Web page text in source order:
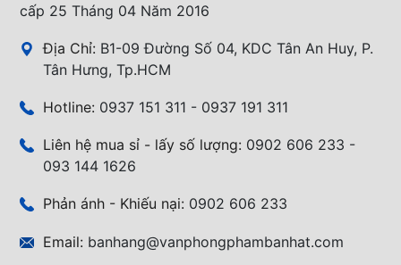
cấp 25 Tháng 04 Năm 2016
Địa Chỉ: B1-09 Đường Số 04, KDC Tân An Huy, P.
Tân Hưng, Tp.HCM
Hotline: 0937 151 311 - 0937 191 311
Liên hệ mua sỉ - lấy số lượng: 0902 606 233 -
093 144 1626
Phản ánh - Khiếu nại: 0902 606 233
Email: banhang@vanphongphambanhat.com